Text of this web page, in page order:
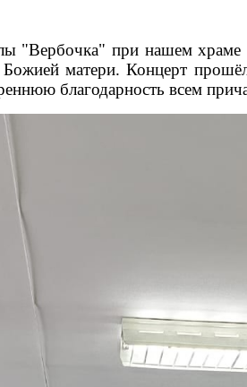
"Вербочка" при нашем
матери. Концерт
благодарность всем